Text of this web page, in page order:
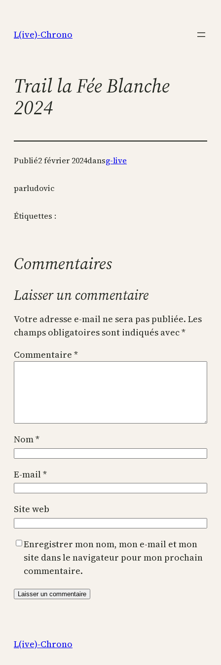
contenu
L(ive)-Chrono
Trail la Fée Blanche
2024
Publié2 février 2024dansg-live
parludovic
Étiquettes :
Commentaires
Laisser un commentaire
Votre adresse e-mail ne sera pas publiée. Les
champs obligatoires sont indiqués avec*
Commentaire *
Nom*
E-mail*
Site web
Enregistrer mon nom, mon e-mail et mon
site dans le navigateur pour mon prochain
commentaire.
L(ive)-Chrono